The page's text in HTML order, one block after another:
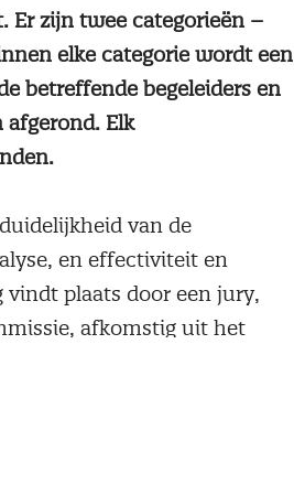
Er zijn twee categorieën –
elke categorie wordt een
betreffende begeleiders en
Elk
van de
en effectiviteit en
vindt plaats door een jury,
afkomstig uit het